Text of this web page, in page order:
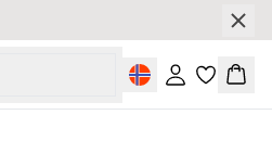
Logg inn